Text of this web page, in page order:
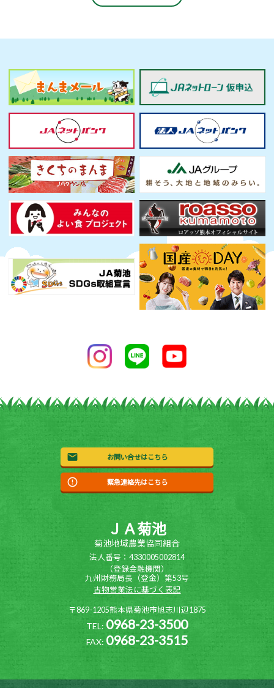
お問い合せはこちら
緊急連絡先はこちら
ＪＡ菊池
菊池地域農業協同組合
法人番号：4330005002814
（登録金融機関）
九州財務局長（登金）第53号
古物営業法に基づく表記
〒869-1205熊本県菊池市旭志川辺1875
TEL: 0968-23-3500
FAX: 0968-23-3515